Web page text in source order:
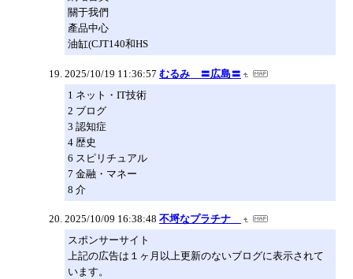
關于我們
產品中心
油缸(CJT140和HS
2025/10/19 11:36:57 むるみ 〓広島〓
1 ネット・IT技術
2 ブログ
3 認知症
4 歴史
6 スピリチュアル
7 金融・マネー
8 介
2025/10/09 16:38:48 不埒なプラチナ
スポンサーサイト
上記の広告は１ヶ月以上更新のないブログに表示されて
います。